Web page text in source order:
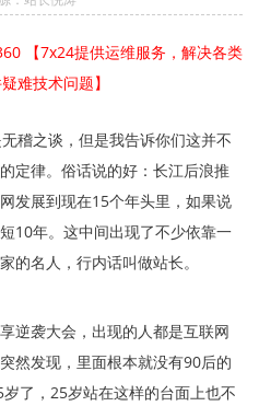
【7x24提供运维服务，解决各类
难技术问题】
稽之谈，但是我告诉你们这并不
定律。俗话说的好：长江后浪推
发展到现在15个年头里，如果说
10年。这中间出现了不少依靠一
的名人，行内话叫做站长。
逆袭大会，出现的人都是互联网
然发现，里面根本就没有90后的
了，25岁站在这样的台面上也不